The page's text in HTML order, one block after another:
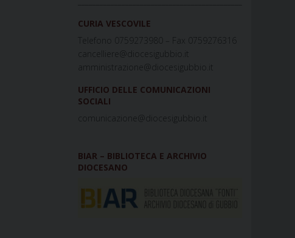
CURIA VESCOVILE
Telefono 0759273980 – Fax 0759276316
cancelliere@diocesigubbio.it
amministrazione@diocesigubbio.it
UFFICIO DELLE COMUNICAZIONI
SOCIALI
comunicazione@diocesigubbio.it
BIAR – BIBLIOTECA E ARCHIVIO
DIOCESANO